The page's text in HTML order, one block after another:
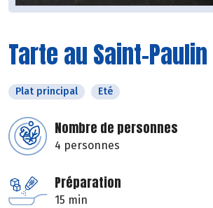
Tarte au Saint-Paulin
Plat principal Eté
Nombre de personnes
4 personnes
Préparation
15 min